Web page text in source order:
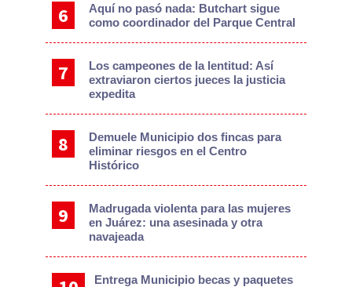
Aquí no pasó nada: Butchart sigue
como coordinador del Parque Central
Los campeones de la lentitud: Así
extraviaron ciertos jueces la justicia
expedita
Demuele Municipio dos fincas para
eliminar riesgos en el Centro
Histórico
Madrugada violenta para las mujeres
en Juárez: una asesinada y otra
navajeada
Entrega Municipio becas y paquetes